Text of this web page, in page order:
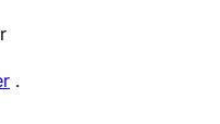
.